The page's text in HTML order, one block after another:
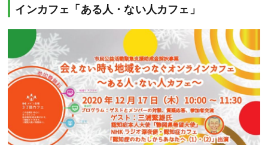
インカフェ「ある人・ない人カフェ」